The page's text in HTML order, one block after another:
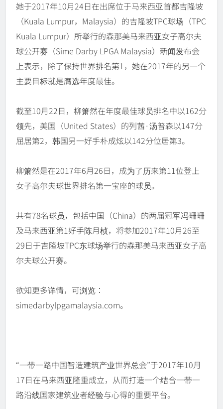
她于2017年10月24日在出席位于马来西亚首都吉隆坡
（Kuala Lumpur，Malaysia）的吉隆坡TPC球场（TPC
Kuala Lumpur）所举行的森那美马来西亚女子高尔夫
球公开赛（Sime Darby LPGA Malaysia）新闻发布会
上表示，除了保持世界排名第1，她在2017年的另一个
主要目标就是膺选年度最佳。
截至10月22日，柳箫然在年度最佳球员排名中以162分
领先，美国（United States）的列茜·汤普森以147分
屈居第2，韩国另一好手朴成炫以142分位居第3。
柳箫然是在2017年6月26日，成为了历来第11位登上
女子高尔夫球世界排名第一宝座的球员。
共有78名球员，包括中国（China）的两届冠军冯珊珊
及马来西亚第1好手陈月桢，将参加2017年10月26至
29日于吉隆坡TPC东球场举行的森那美马来西亚女子高
尔夫球公开赛。
欲知更多详情，可浏览：
simedarbylpgamalaysia.com。
“一带一路中国智造建筑产业世界总会”于2017年10月
17日在马来西亚隆重成立，从而打造一个结合一带一
路沿线国家建筑业者经验与心得的重要平台。